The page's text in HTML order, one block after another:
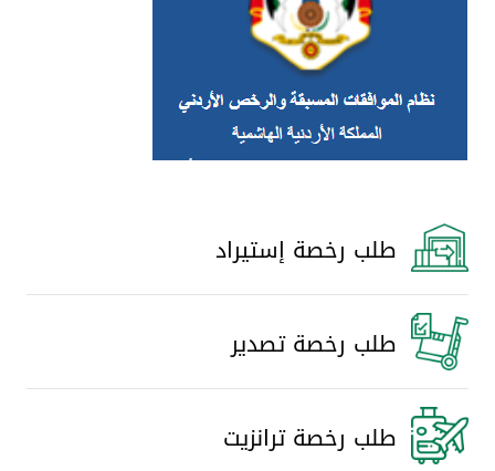
طلب رخصة إستيراد
طلب رخصة تصدير
طلب رخصة ترانزيت